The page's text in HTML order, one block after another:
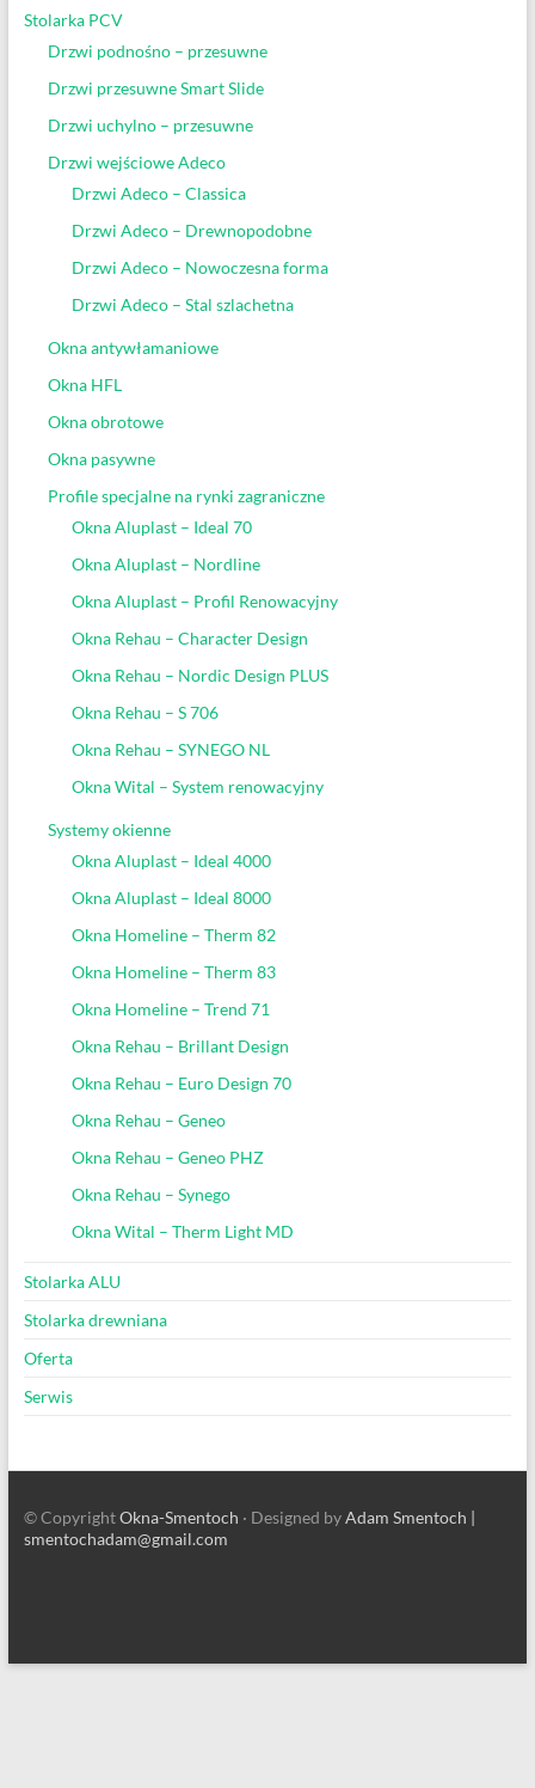
Stolarka PCV
Drzwi podnośno – przesuwne
Drzwi przesuwne Smart Slide
Drzwi uchylno – przesuwne
Drzwi wejściowe Adeco
Drzwi Adeco – Classica
Drzwi Adeco – Drewnopodobne
Drzwi Adeco – Nowoczesna forma
Drzwi Adeco – Stal szlachetna
Okna antywłamaniowe
Okna HFL
Okna obrotowe
Okna pasywne
Profile specjalne na rynki zagraniczne
Okna Aluplast – Ideal 70
Okna Aluplast – Nordline
Okna Aluplast – Profil Renowacyjny
Okna Rehau – Character Design
Okna Rehau – Nordic Design PLUS
Okna Rehau – S 706
Okna Rehau – SYNEGO NL
Okna Wital – System renowacyjny
Systemy okienne
Okna Aluplast – Ideal 4000
Okna Aluplast – Ideal 8000
Okna Homeline – Therm 82
Okna Homeline – Therm 83
Okna Homeline – Trend 71
Okna Rehau – Brillant Design
Okna Rehau – Euro Design 70
Okna Rehau – Geneo
Okna Rehau – Geneo PHZ
Okna Rehau – Synego
Okna Wital – Therm Light MD
Stolarka ALU
Stolarka drewniana
Oferta
Serwis
© CopyrightOkna-Smentoch · Designed byAdam Smentoch |
smentochadam@gmail.com